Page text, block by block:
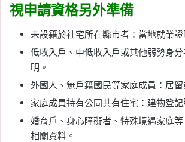
視申請資格另外準備
未設籍於社宅所在縣市者：當地就業證
低收入戶、中低收入戶或其他弱勢身
明。
外國人、無戶籍國民等家庭成員：居留
家庭成員持有公同共有住宅：建物登記
婚育戶、身心障礙者、特殊境遇家庭
相關資料。